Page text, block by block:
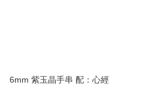
6mm 紫玉晶手串 配：心經